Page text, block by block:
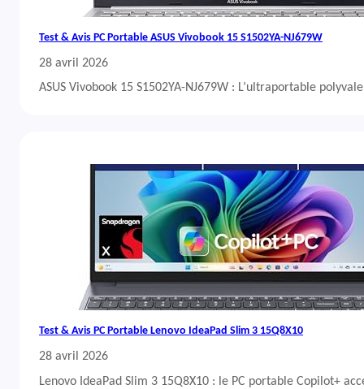
Test & Avis PC Portable ASUS Vivobook 15 S1502YA-NJ679W
28 avril 2026
ASUS Vivobook 15 S1502YA-NJ679W : L’ultraportable
Test & Avis PC Portable Lenovo IdeaPad Slim 3 15Q8X10
28 avril 2026
Lenovo IdeaPad Slim 3 15Q8X10 : le PC portable Copilot+